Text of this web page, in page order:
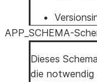
APP_SCHEMA-
Dieses
die notwendig